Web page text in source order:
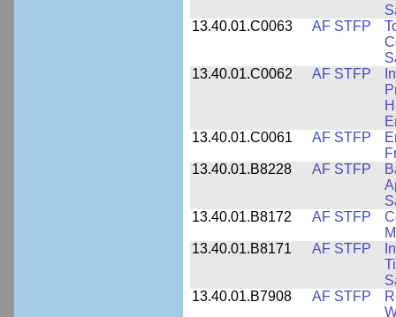
13.40.01.C0063
AF STFP
13.40.01.C0062
AF STFP
13.40.01.C0061
AF STFP
13.40.01.B8228
AF STFP
13.40.01.B8172
AF STFP
13.40.01.B8171
AF STFP
13.40.01.B7908
AF STFP